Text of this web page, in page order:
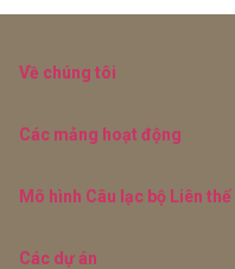
Về chúng tôi
Các mảng hoạt động
Mô hình Câu lạc bộ Liên
Các dự án